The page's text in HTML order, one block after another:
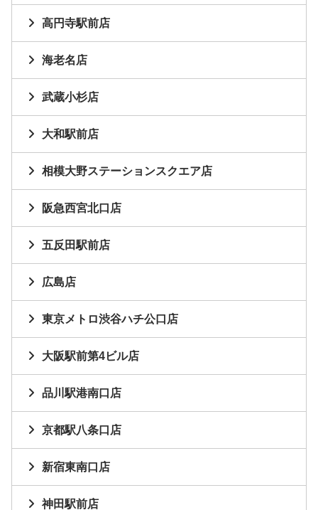
高円寺駅前店
海老名店
武蔵小杉店
大和駅前店
相模大野ステーションスクエア店
阪急西宮北口店
五反田駅前店
広島店
東京メトロ渋谷ハチ公口店
大阪駅前第4ビル店
品川駅港南口店
京都駅八条口店
新宿東南口店
神田駅前店